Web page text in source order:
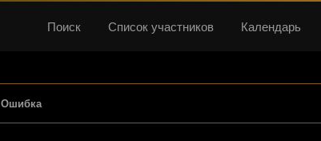
Поиск Список участников Календарь
Ошибка